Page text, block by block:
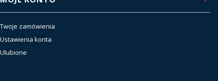
Twoje zamówienia
Ustawienia konta
Ulubione